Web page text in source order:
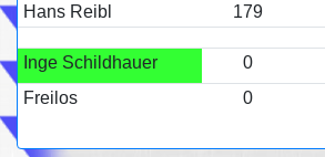
Hans Reibl
179
Inge Schildhauer 0
Freilos
0